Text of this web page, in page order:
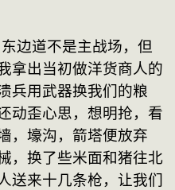
道不是主战场，但
拿出当初做洋货商人的
兵用武器换我们的粮
动歪心思，想明抢，看
，壕沟，箭塔便放弃
，换了些米面和猪往北
送来十几条枪，让我们